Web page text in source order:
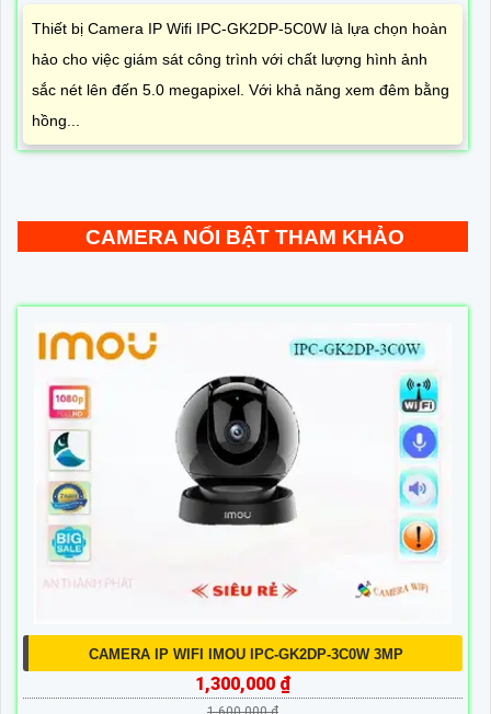
Thiết bị Camera IP Wifi IPC-GK2DP-5C0W là lựa chọn hoàn
hảo cho việc giám sát công trình với chất lượng hình ảnh
sắc nét lên đến 5.0 megapixel. Với khả năng xem đêm bằng
hồng...
CAMERA NỔI BẬT THAM KHẢO
CAMERA IP WIFI IMOU IPC-GK2DP-3C0W 3MP
1,300,000 ₫